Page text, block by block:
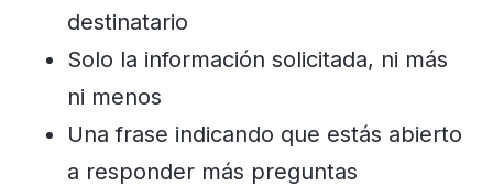
destinatario
Solo la información solicitada, ni más
ni menos
Una frase indicando que estás abierto
a responder más preguntas